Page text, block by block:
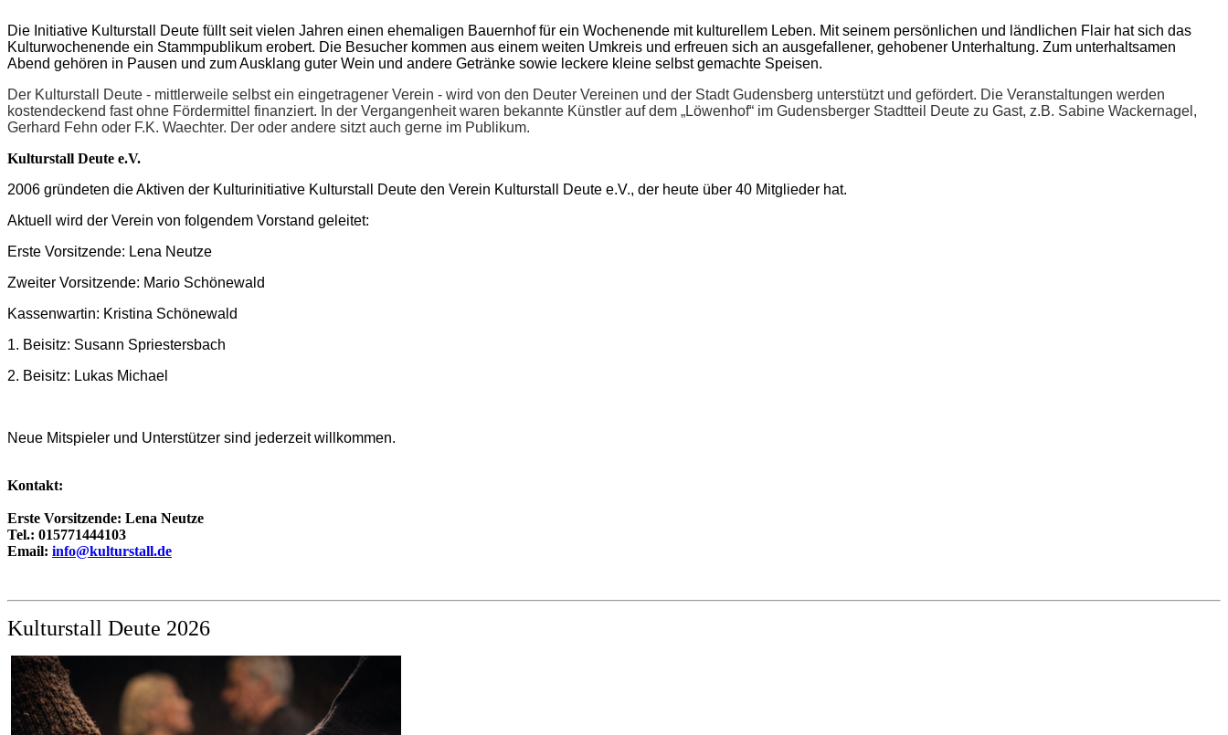
Die Initiative Kulturstall Deute füllt seit vielen Jahren einen ehemaligen Bauernhof für ein Wochenende mit kulturellem Leben. Mit seinem persönlichen und ländlichen Flair hat sich das
Kulturwochenende ein Stammpublikum erobert. Die Besucher kommen aus einem weiten Umkreis und erfreuen sich an ausgefallener, gehobener Unterhaltung. Zum unterhaltsamen
Abend gehören in Pausen und zum Ausklang guter Wein und andere Getränke sowie leckere kleine selbst gemachte Speisen.
Der Kulturstall Deute - mittlerweile selbst ein eingetragener Verein - wird von den Deuter Vereinen und der Stadt Gudensberg unterstützt und gefördert. Die Veranstaltungen werden
kostendeckend fast ohne Fördermittel finanziert. In der Vergangenheit waren bekannte Künstler auf dem „Löwenhof“ im Gudensberger Stadtteil Deute zu Gast, z.B. Sabine Wackernagel,
Gerhard Fehn oder F.K. Waechter. Der oder andere sitzt auch gerne im Publikum.
Kulturstall Deute e.V.
2006 gründeten die Aktiven der Kulturinitiative Kulturstall Deute den Verein Kulturstall Deute e.V., der heute über 40 Mitglieder hat.
Aktuell wird der Verein von folgendem Vorstand geleitet:
Erste Vorsitzende: Lena Neutze
Zweiter Vorsitzende: Mario Schönewald
Kassenwartin: Kristina Schönewald
1. Beisitz: Susann Spriestersbach
2. Beisitz: Lukas Michael
Neue Mitspieler und Unterstützer sind jederzeit willkommen.
Kontakt:
Erste Vorsitzende: Lena Neutze
Tel.: 015771444103
Email: info@kulturstall.de
Kulturstall Deute 2026